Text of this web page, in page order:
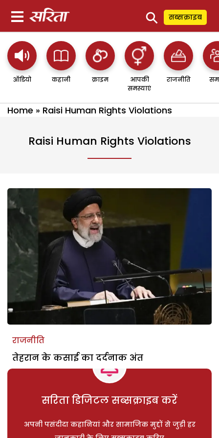
⚲ सब्सक्राइब
ऑडियो कहानी क्राइम
आपकी
समस्याएं
राजनीति
Home » Raisi Human Rights Violations
Raisi Human Rights Violations
राजनीति
तेहरान के कसाई का दर्दनाक अंत
सरिता डिजिटल सब्सक्राइब करें
अपनी पसंदीदा कहानियां और सामाजिक मुद्दों से जुड़ी हर